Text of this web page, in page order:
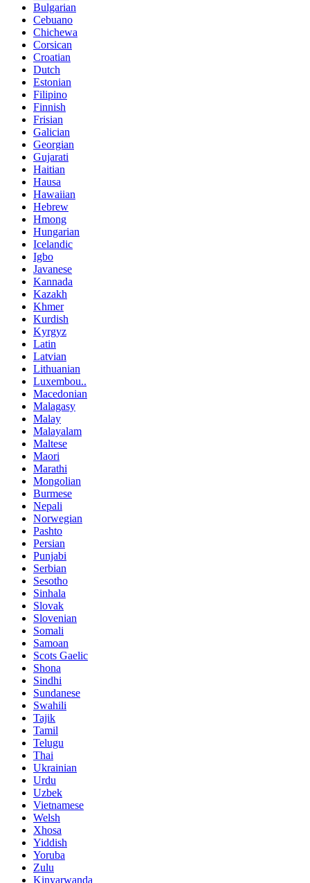
Bulgarian
Cebuano
Chichewa
Corsican
Croatian
Dutch
Estonian
Filipino
Finnish
Frisian
Galician
Georgian
Gujarati
Haitian
Hausa
Hawaiian
Hebrew
Hmong
Hungarian
Icelandic
Igbo
Javanese
Kannada
Kazakh
Khmer
Kurdish
Kyrgyz
Latin
Latvian
Lithuanian
Luxembou..
Macedonian
Malagasy
Malay
Malayalam
Maltese
Maori
Marathi
Mongolian
Burmese
Nepali
Norwegian
Pashto
Persian
Punjabi
Serbian
Sesotho
Sinhala
Slovak
Slovenian
Somali
Samoan
Scots Gaelic
Shona
Sindhi
Sundanese
Swahili
Tajik
Tamil
Telugu
Thai
Ukrainian
Urdu
Uzbek
Vietnamese
Welsh
Xhosa
Yiddish
Yoruba
Zulu
Kinyarwanda